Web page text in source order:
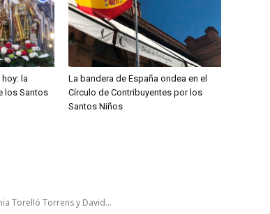
la
los Santos
La bandera de España ondea en el
Círculo de Contribuyentes por los
Santos Niños